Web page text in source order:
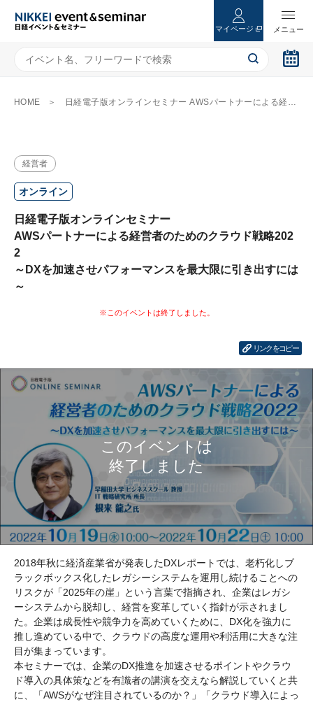
マイページ
HOME 日経電子版オンラインセミナー AWSパートナーによる経営者のためのクラウド戦略2022 ～DXを加速させパフォーマンスを最大限に引き出すには～
経営者
オンライン
日経電子版オンラインセミナー
AWSパートナーによる経営者のためのクラウド戦略202
2
～DXを加速させパフォーマンスを最大限に引き出すには
～
リンクをコピー
2018年秋に経済産業省が発表したDXレポートでは、老朽化しブ
ラックボックス化したレガシーシステムを運用し続けることへの
リスクが「2025年の崖」という言葉で指摘され、企業はレガシ
ーシステムから脱却し、経営を変革していく指針が示されまし
た。企業は成長性や競争力を高めていくために、DX化を強力に
推し進めている中で、クラウドの高度な運用や利活用に大きな注
目が集まっています。
本セミナーでは、企業のDX推進を加速させるポイントやクラウ
ド導入の具体策などを有識者の講演を交えなら解説していくと共
に、「AWSがなぜ注目されているのか？」「クラウド導入によっ